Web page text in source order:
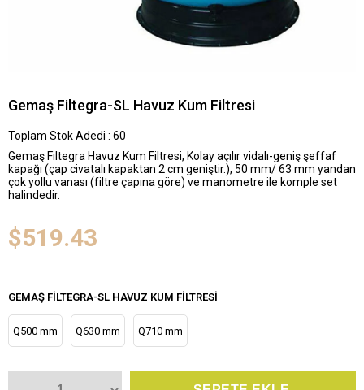
Gemaş Filtegra-SL Havuz Kum Filtresi
Toplam Stok Adedi : 60
Gemaş Filtegra Havuz Kum Filtresi, Kolay açılır vidalı-geniş şeffaf
kapağı (çap civatalı kapaktan 2 cm geniştir.), 50 mm/ 63 mm yandan
çok yollu vanası (filtre çapına göre) ve manometre ile komple set
halindedir.
$519.43
GEMAŞ FILTEGRA-SL HAVUZ KUM FILTRESI
Q500 mm Q630 mm Q710 mm